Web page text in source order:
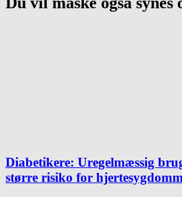
Diabetikere: Uregelmæssig
større risiko for